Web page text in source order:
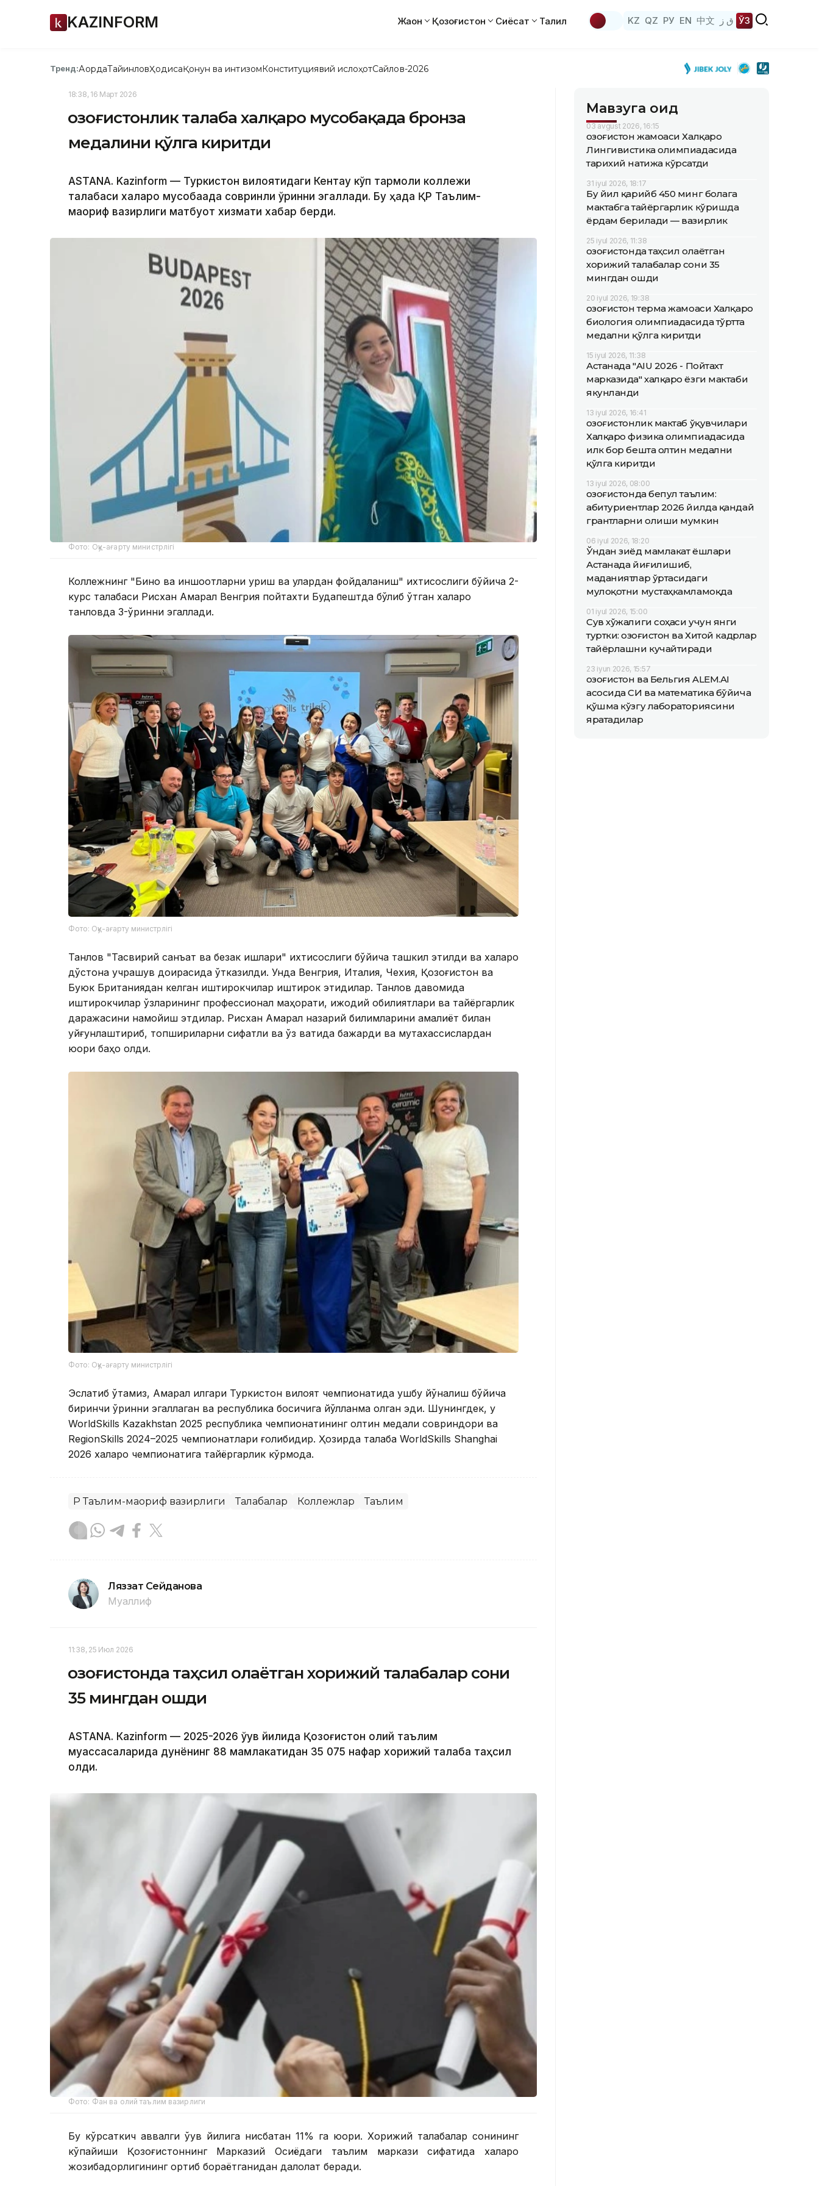
KAZINFORM Жаҳон Қозоғистон Сиёсат Таҳлил KZ QZ РУ EN 中文 ق ز ЎЗ
Тренд:АқордаТайинловҲодисаҚонун ва интизомКонституциявий ислоҳотСайлов-2026
18:38, 16 Март 2026
Қозоғистонлик талаба халқаро мусобақада бронза
медалини қўлга киритди
ASTANA. Kazinform — Туркистон вилоятидаги Кентау кўп тармоқли коллежи
талабаси халқаро мусобақада совринли ўринни эгаллади. Бу ҳақда ҚР Таълим-
маориф вазирлиги матбуот хизмати хабар берди.
Фото: Оқу-ағарту министрлігі
Коллежнинг "Бино ва иншоотларни қуриш ва улардан фойдаланиш" ихтисослиги бўйича 2-
курс талабаси Рисхан Ақмарал Венгрия пойтахти Будапештда бўлиб ўтган халқаро
танловда 3-ўринни эгаллади.
Фото: Оқу-ағарту министрлігі
Танлов "Тасвирий санъат ва безак ишлари" ихтисослиги бўйича ташкил этилди ва халқаро
дўстона учрашув доирасида ўтказилди. Унда Венгрия, Италия, Чехия, Қозоғистон ва
Буюк Британиядан келган иштирокчилар иштирок этидилар. Танлов давомида
иштирокчилар ўзларининг профессионал маҳорати, ижодий қобилиятлари ва тайёргарлик
даражасини намойиш этдилар. Рисхан Ақмарал назарий билимларини амалиёт билан
уйғунлаштириб, топшириқларни сифатли ва ўз вақтида бажарди ва мутахассислардан
юқори баҳо олди.
Фото: Оқу-ағарту министрлігі
Эслатиб ўтамиз, Ақмарал илгари Туркистон вилоят чемпионатида ушбу йўналиш бўйича
биринчи ўринни эгаллаган ва республика босқичига йўлланма олган эди. Шунингдек, у
WorldSkills Kazakhstan 2025 республика чемпионатининг олтин медали совриндори ва
RegionSkills 2024–2025 чемпионатлари ғолибидир. Ҳозирда талаба WorldSkills Shanghai
2026 халқаро чемпионатига тайёргарлик кўрмоқда.
ҚР Таълим-маориф вазирлиги Талабалар Коллежлар Таълим
Ляззат Сейданова
Муаллиф
11:38, 25 Июл 2026
Қозоғистонда таҳсил олаётган хорижий талабалар сони
35 мингдан ошди
ASTANА. Кazinform — 2025-2026 ўқув йилида Қозоғистон олий таълим
муассасаларида дунёнинг 88 мамлакатидан 35 075 нафар хорижий талаба таҳсил
олди.
Фото: Фан ва олий таълим вазирлиги
Бу кўрсаткич аввалги ўқув йилига нисбатан 11% га юқори. Хорижий талабалар сонининг
кўпайиши Қозоғистоннинг Марказий Осиёдаги таълим маркази сифатида халқаро
жозибадорлигининг ортиб бораётганидан далолат беради.
Мавзуга оид
03 avgust 2026, 16:15
Қозоғистон жамоаси Халқаро
Лингивистика олимпиадасида
тарихий натижа кўрсатди
31 iyul 2026, 18:17
Бу йил қарийб 450 минг болага
мактабга тайёргарлик кўришда
ёрдам берилади — вазирлик
25 iyul 2026, 11:38
Қозоғистонда таҳсил олаётган
хорижий талабалар сони 35
мингдан ошди
20 iyul 2026, 19:38
Қозоғистон терма жамоаси Халқаро
биология олимпиадасида тўртта
медални қўлга киритди
15 iyul 2026, 11:38
Астанада "AIU 2026 - Пойтахт
марказида" халқаро ёзги мактаби
якунланди
13 iyul 2026, 16:41
Қозоғистонлик мактаб ўқувчилари
Халқаро физика олимпиадасида
илк бор бешта олтин медални
қўлга киритди
13 iyul 2026, 08:00
Қозоғистонда бепул таълим:
абитуриентлар 2026 йилда қандай
грантларни олиши мумкин
06 iyul 2026, 18:20
Ўндан зиёд мамлакат ёшлари
Астанада йиғилишиб,
маданиятлар ўртасидаги
мулоқотни мустаҳкамламоқда
01 iyul 2026, 15:00
Сув хўжалиги соҳаси учун янги
туртки: Қозоғистон ва Хитой кадрлар
тайёрлашни кучайтиради
23 iyun 2026, 15:57
Қозоғистон ва Бельгия ALEM.AI
асосида СИ ва математика бўйича
қўшма кўзгу лабораториясини
яратадилар